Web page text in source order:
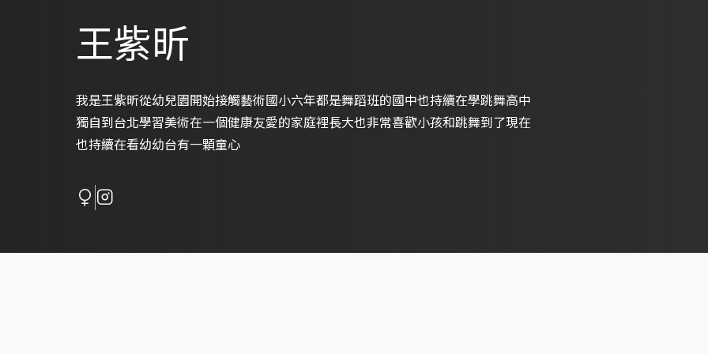
王紫昕
我是王紫昕從幼兒園開始接觸藝術國小六年都是舞蹈班的國中也持續在學跳舞高中
獨自到台北學習美術在一個健康友愛的家庭裡長大也非常喜歡小孩和跳舞到了現在
也持續在看幼幼台有一顆童心